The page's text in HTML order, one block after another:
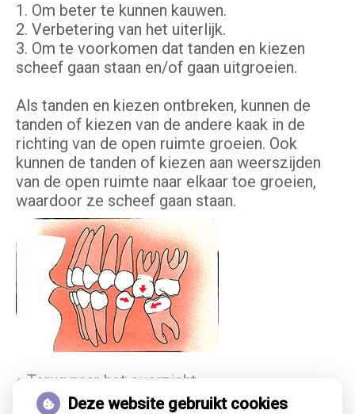
1. Om beter te kunnen kauwen.
2. Verbetering van het uiterlijk.
3. Om te voorkomen dat tanden en kiezen
scheef gaan staan en/of gaan uitgroeien.
Als tanden en kiezen ontbreken, kunnen de
tanden of kiezen van de andere kaak in de
richting van de open ruimte groeien. Ook
kunnen de tanden of kiezen aan weerszijden
van de open ruimte naar elkaar toe groeien,
waardoor ze scheef gaan staan.
« Terug naar het overzicht
Deze website gebruikt cookies